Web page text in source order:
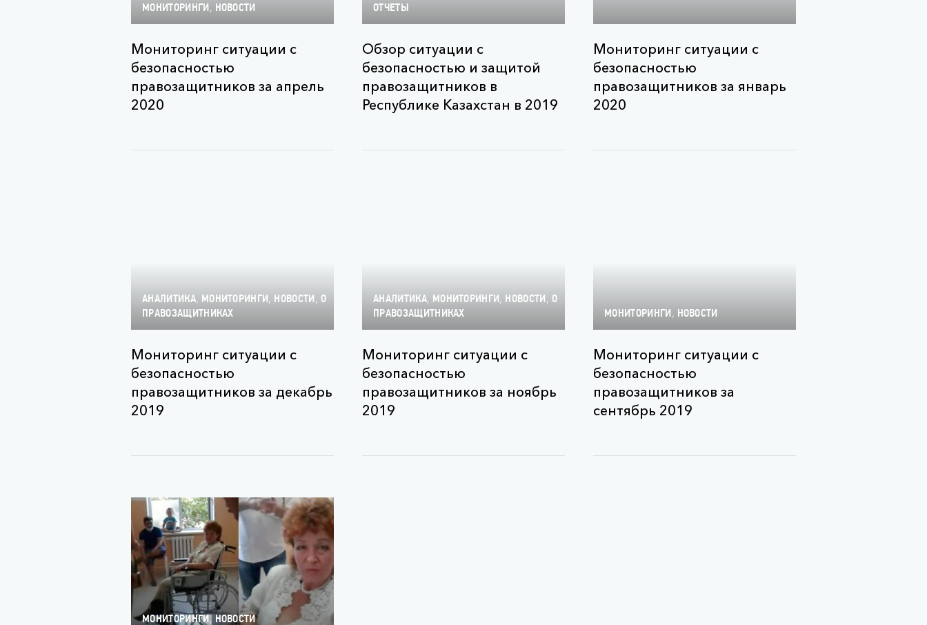
МОНИТОРИНГИ , НОВОСТИ
Мониторинг ситуации с
безопасностью
правозащитников за апрель
2020
ОТЧЕТЫ
Обзор ситуации с
безопасностью и защитой
правозащитников в
Республике Казахстан в 2019
Мониторинг ситуации с
безопасностью
правозащитников за январь
2020
АНАЛИТИКА, МОНИТОРИНГИ, НОВОСТИ , О
ПРАВОЗАЩИТНИКАХ
Мониторинг ситуации с
безопасностью
правозащитников за декабрь
2019
АНАЛИТИКА, МОНИТОРИНГИ, НОВОСТИ , О
ПРАВОЗАЩИТНИКАХ
Мониторинг ситуации с
безопасностью
правозащитников за ноябрь
2019
МОНИТОРИНГИ , НОВОСТИ
Мониторинг ситуации с
безопасностью
правозащитников за
сентябрь 2019
МОНИТОРИНГИ,НОВОСТИ